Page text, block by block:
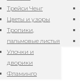
Трейси Ченг
Цветы и узоры
Тропики,
пальмовые листья
Улочки и
дворики
Фламинго